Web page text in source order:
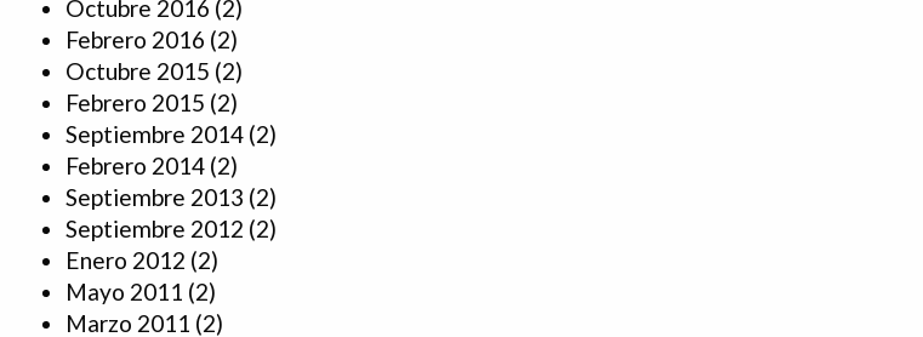
Octubre 2016 (2)
Febrero 2016 (2)
Octubre 2015 (2)
Febrero 2015 (2)
Septiembre 2014 (2)
Febrero 2014 (2)
Septiembre 2013 (2)
Septiembre 2012 (2)
Enero 2012 (2)
Mayo 2011 (2)
Marzo 2011 (2)